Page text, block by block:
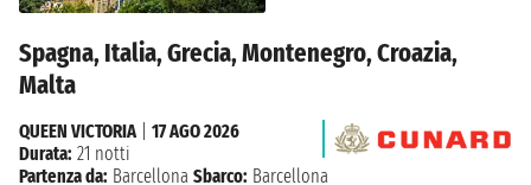
Spagna, Italia, Grecia, Montenegro, Croazia,
Malta
QUEEN VICTORIA| 17 AGO 2026
Durata: 21 notti
Partenza da: Barcellona Sbarco: Barcellona